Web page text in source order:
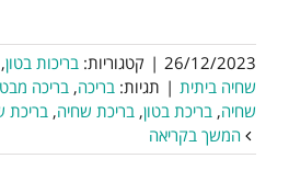
26/12/2023
| קטגוריות: בריכות בטון,
שחיה ביתית | תגיות: בריכה, בריכה
שחיה, בריכת בטון, בריכת שחיה, בריכת
המשך בקריאה